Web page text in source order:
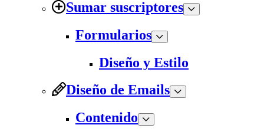
Sumar suscriptores
Formularios
Diseño y Estilo
Diseño de Emails
Contenido